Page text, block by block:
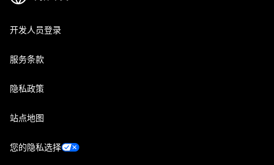
开发人员登录
服务条款
隐私政策
站点地图
您的隐私选择